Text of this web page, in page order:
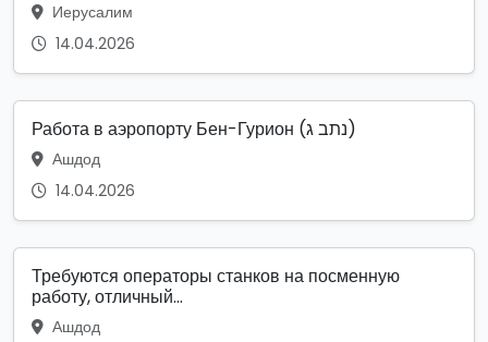
Иерусалим
14.04.2026
Работа в аэропорту Бен-Гурион (נתב ג)
Ашдод
14.04.2026
Требуются операторы станков на посменную
работу, отличный...
Ашдод